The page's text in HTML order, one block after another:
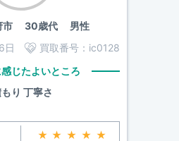
市30歳代 男性
日
買取番号： ic0128
じたよいところ
り 丁寧さ
★★★★★